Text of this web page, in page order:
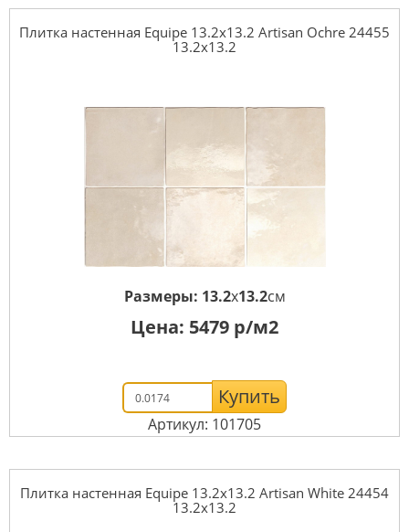
Плитка настенная Equipe 13.2x13.2 Artisan Ochre 24455
13.2x13.2
Размеры: 13.2x13.2см
Цена: 5479 р/м2
Купить
Артикул: 101705
Плитка настенная Equipe 13.2x13.2 Artisan White 24454
13.2x13.2